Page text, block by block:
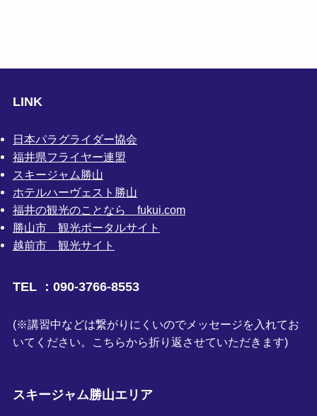
LINK
日本パラグライダー協会
福井県フライヤー連盟
スキージャム勝山
ホテルハーヴェスト勝山
福井の観光のことなら fukui.com
勝山市 観光ポータルサイト
越前市 観光サイト
TEL ：090-3766-8553
(※講習中などは繋がりにくいのでメッセージを入れてお
いてください。こちらから折り返させていただきます)
スキージャム勝山エリア